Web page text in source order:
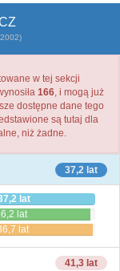
w tej sekcji
166, i mogą już
dostępne dane tego
są tutaj dla
niż żadne.
37,2 lat
lat
lat
lat
41,3 lat